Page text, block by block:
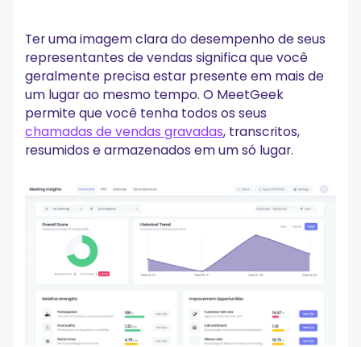
Ter uma imagem clara do desempenho de seus
representantes de vendas significa que você
geralmente precisa estar presente em mais de
um lugar ao mesmo tempo. O MeetGeek
permite que você tenha todos os seus
chamadas de vendas gravadas, transcritos,
resumidos e armazenados em um só lugar.